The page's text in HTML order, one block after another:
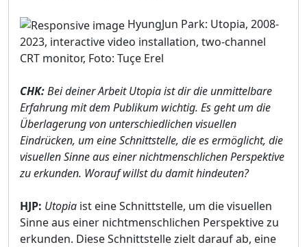
HyungJun Park: Utopia, 2008-
2023, interactive video installation, two-channel
CRT monitor, Foto: Tuçe Erel
CHK:Bei deiner Arbeit Utopia ist dir die unmittelbare
Erfahrung mit dem Publikum wichtig. Es geht um die
Überlagerung von unterschiedlichen visuellen
Eindrücken, um eine Schnittstelle, die es ermöglicht, die
visuellen Sinne aus einer nichtmenschlichen Perspektive
zu erkunden. Worauf willst du damit hindeuten?
HJP: Utopia ist eine Schnittstelle, um die visuellen
Sinne aus einer nichtmenschlichen Perspektive zu
erkunden. Diese Schnittstelle zielt darauf ab, eine